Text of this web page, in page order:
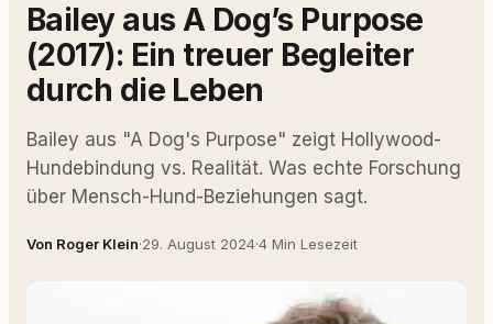
Bailey aus A Dog’s Purpose
(2017): Ein treuer Begleiter
durch die Leben
Bailey aus "A Dog's Purpose" zeigt Hollywood-
Hundebindung vs. Realität. Was echte Forschung
über Mensch-Hund-Beziehungen sagt.
Von Roger Klein·29. August 2024·4 Min Lesezeit